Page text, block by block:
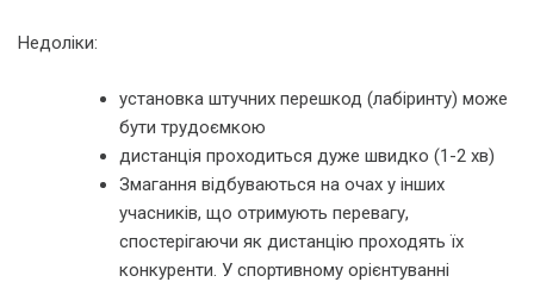
Недоліки:
установка штучних перешкод (лабіринту) може
бути трудоємкою
дистанція проходиться дуже швидко (1-2 хв)
Змагання відбуваються на очах у інших
учасників, що отримують перевагу,
спостерігаючи як дистанцію проходять їх
конкуренти. У спортивному орієнтуванні